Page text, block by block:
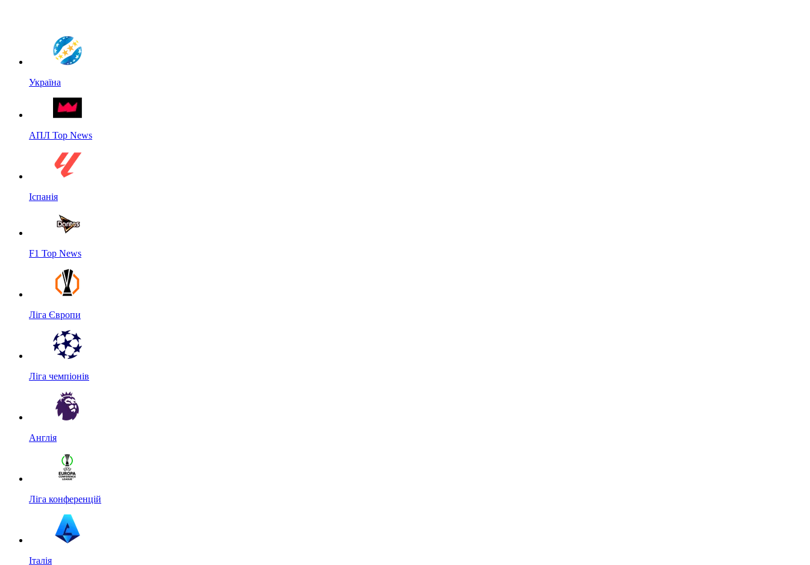
Україна
АПЛ Top News
Іспанія
F1 Top News
Ліга Європи
Ліга чемпіонів
Англія
Ліга конференцій
Італія